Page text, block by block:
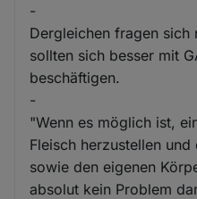
-
Dergleichen fragen
sollten sich besser mit
beschäftigen.
-
"Wenn es möglich ist,
Fleisch herzustellen
sowie den eigenen
absolut kein Problem